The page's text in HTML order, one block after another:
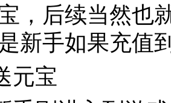
，后续当然也
新手如果充值
元宝